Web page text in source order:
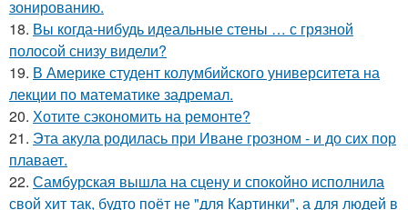
зонированию.
18. Вы когда-нибудь идеальные стены … с грязной
полосой снизу видели?
19. В Америке студент колумбийского университета на
лекции по математике задремал.
20. Хотите сэкономить на ремонте?
21. Эта акула родилась при Иване грозном - и до сих пор
плавает.
22. Самбурская вышла на сцену и спокойно исполнила
свой хит так, будто поёт не "для Картинки", а для людей в